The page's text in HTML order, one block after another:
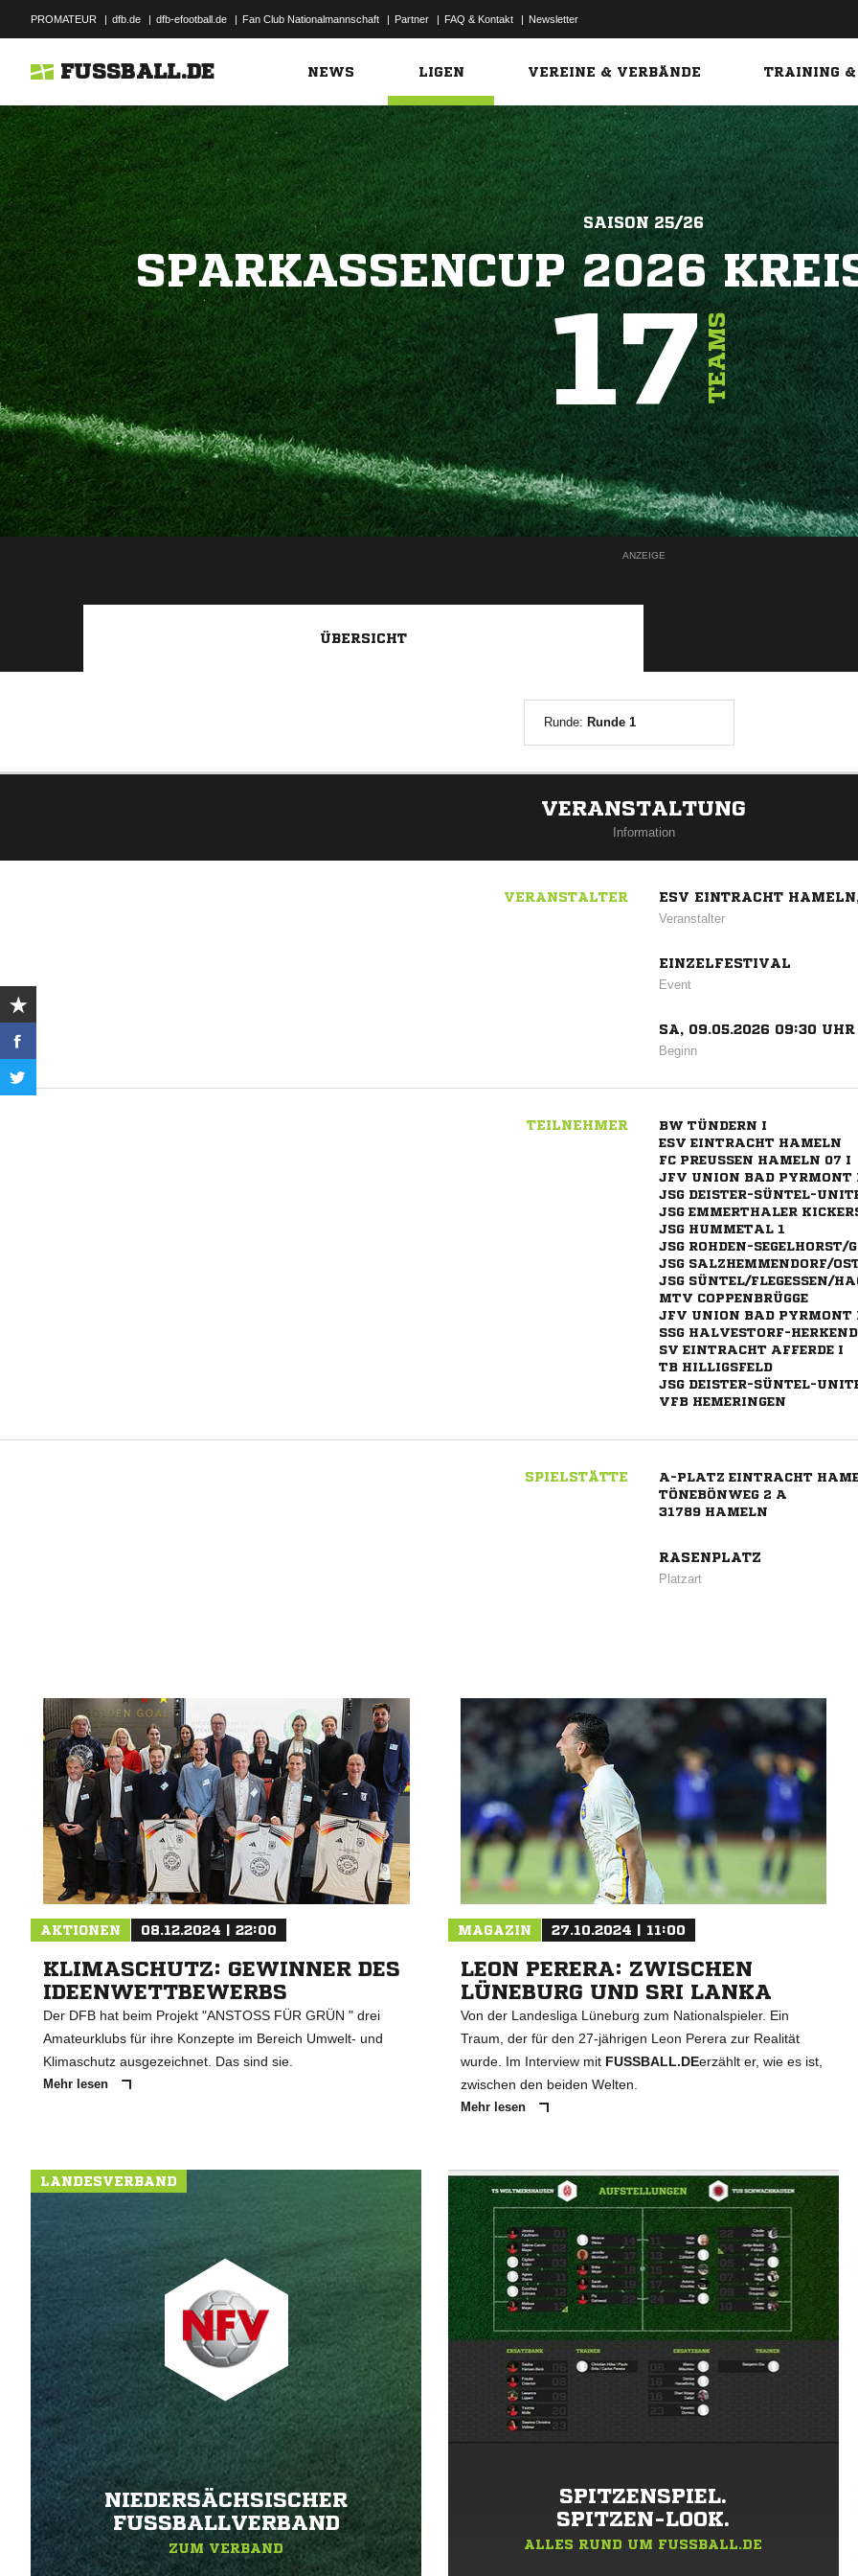
PROMATEUR | dfb.de | dfb-efootball.de | Fan Club Nationalmannschaft | Partner | FAQ & Kontakt | Newsletter
FUSSBALL.DE NEWS LIGEN VEREINE & VERBÄNDE TRAINING &
SAISON 25/26
SPARKASSENCUP 2026
17TEAMS
ANZEIGE
ÜBERSICHT
Runde: Runde 1
VERANSTALTUNG
Information
VERANSTALTER ESV EINTRACHT
Veranstalter
EINZELFESTIVAL
Event
SA, 09.05.2026 09:30 UHR
Beginn
TEILNEHMER
BW TÜNDERN I
ESV EINTRACHT HAMELN
FC PREUSSEN HAMELN 07 I
JFV UNION BAD PYRMONT
JSG DEISTER-SÜNTEL-
JSG EMMERTHALER
JSG HUMMETAL 1
JSG ROHDEN-SEGELHORST/
JSG SALZHEMMENDORF/
JSG SÜNTEL/FLEGESSEN/
MTV COPPENBRÜGGE
JFV UNION BAD PYRMONT
SSG HALVESTORF-
SV EINTRACHT AFFERDE I
TB HILLIGSFELD
JSG DEISTER-SÜNTEL-
VFB HEMERINGEN
SPIELSTÄTTE
A-PLATZ EINTRACHT
TÖNEBÖNWEG 2 A
31789 HAMELN
RASENPLATZ
Platzart
AKTIONEN 08.12.2024 | 22:00
KLIMASCHUTZ: GEWINNER DES
IDEENWETTBEWERBS
Der DFB hat beim Projekt "ANSTOSS FÜR GRÜN " drei
Amateurklubs für ihre Konzepte im Bereich Umwelt- und
Klimaschutz ausgezeichnet. Das sind sie.
Mehr lesen
MAGAZIN 27.10.2024 | 11:00
LEON PERERA: ZWISCHEN
LÜNEBURG UND SRI LANKA
Von der Landesliga Lüneburg zum Nationalspieler. Ein
Traum, der für den 27-jährigen Leon Perera zur Realität
wurde. Im Interview mit FUSSBALL.DEerzählt er, wie es ist,
zwischen den beiden Welten.
Mehr lesen
LANDESVERBAND
NIEDERSÄCHSISCHER
FUSSBALLVERBAND
ZUM VERBAND
SPITZENSPIEL.
SPITZEN-LOOK.
ALLES RUND UM FUSSBALL.DE